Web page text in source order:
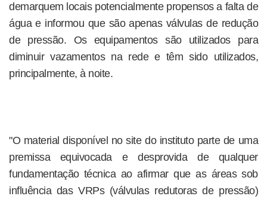
demarquem locais potencialmente propensos a falta de
água e informou que são apenas válvulas de redução
de pressão. Os equipamentos são utilizados para
diminuir vazamentos na rede e têm sido utilizados,
principalmente, à noite.
"O material disponível no site do instituto parte de uma
premissa equivocada e desprovida de qualquer
fundamentação técnica ao afirmar que as áreas sob
influência das VRPs (válvulas redutoras de pressão)